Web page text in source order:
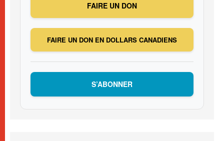
FAIRE UN DON
FAIRE UN DON EN DOLLARS CANADIENS
S’ABONNER